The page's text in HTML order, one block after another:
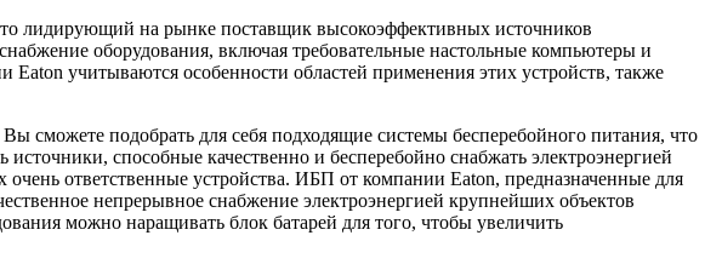
лидирующий на рынке поставщик высокоэффективных источников
оборудования, включая требовательные настольные компьютеры и
учитываются особенности областей применения этих устройств, также
подобрать для себя подходящие системы бесперебойного питания, что
способные качественно и бесперебойно снабжать электроэнергией
ответственные устройства. ИБП от компании Eaton, предназначенные для
непрерывное снабжение электроэнергией крупнейших объектов
можно наращивать блок батарей для того, чтобы увеличить